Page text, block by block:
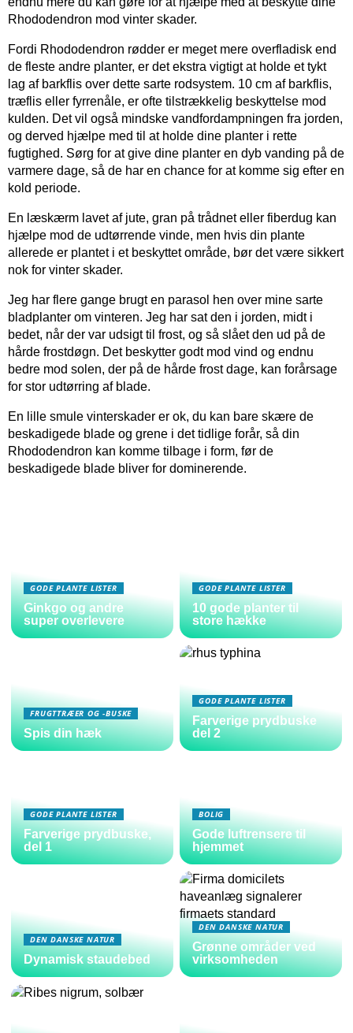
Rhododendron mod vinter skader.
Fordi Rhododendron rødder er meget mere overfladisk end
de fleste andre planter, er det ekstra vigtigt at holde et tykt
lag af barkflis over dette sarte rodsystem. 10 cm af barkflis,
træflis eller fyrrenåle, er ofte tilstrækkelig beskyttelse mod
kulden. Det vil også mindske vandfordampningen fra jorden,
og derved hjælpe med til at holde dine planter i rette
fugtighed. Sørg for at give dine planter en dyb vanding på de
varmere dage, så de har en chance for at komme sig efter en
kold periode.
En læskærm lavet af jute, gran på trådnet eller fiberdug kan
hjælpe mod de udtørrende vinde, men hvis din plante
allerede er plantet i et beskyttet område, bør det være sikkert
nok for vinter skader.
Jeg har flere gange brugt en parasol hen over mine sarte
bladplanter om vinteren. Jeg har sat den i jorden, midt i
bedet, når der var udsigt til frost, og så slået den ud på de
hårde frostdøgn. Det beskytter godt mod vind og endnu
bedre mod solen, der på de hårde frost dage, kan forårsage
for stor udtørring af blade.
En lille smule vinterskader er ok, du kan bare skære de
beskadigede blade og grene i det tidlige forår, så din
Rhododendron kan komme tilbage i form, før de
beskadigede blade bliver for dominerende.
GODE PLANTE LISTER
Ginkgo og andre
super overlevere
GODE PLANTE LISTER
10 gode planter til
store hække
FRUGTTRÆER OG -BUSKE
Spis din hæk
GODE PLANTE LISTER
Farverige prydbuske
del 2
GODE PLANTE LISTER
Farverige prydbuske,
del 1
BOLIG
Gode luftrensere til
hjemmet
DEN DANSKE NATUR
Dynamisk staudebed
DEN DANSKE NATUR
Grønne områder ved
virksomheden